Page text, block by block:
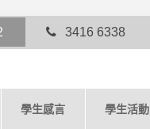
3416 6338
學生感言 學生活動